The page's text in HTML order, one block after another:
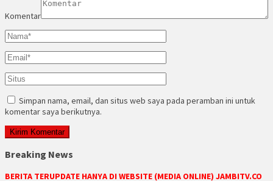
Komentar
Simpan nama, email, dan situs web saya pada peramban ini untuk
komentar saya berikutnya.
Breaking News
BERITA TERUPDATE HANYA DI WEBSITE (MEDIA ONLINE) JAMBITV.CO